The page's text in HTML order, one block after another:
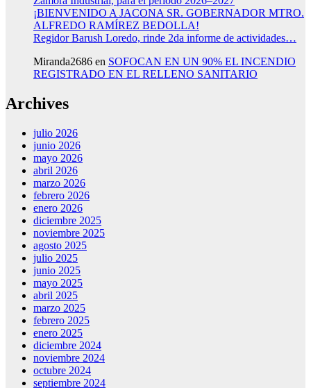
¡BIENVENIDO A JACONA SR. GOBERNADOR MTRO.
ALFREDO RAMÍREZ BEDOLLA!
Regidor Barush Loredo, rinde 2da informe de actividades…
Miranda2686 en SOFOCAN EN UN 90% EL INCENDIO
REGISTRADO EN EL RELLENO SANITARIO
Archives
julio 2026
junio 2026
mayo 2026
abril 2026
marzo 2026
febrero 2026
enero 2026
diciembre 2025
noviembre 2025
agosto 2025
julio 2025
junio 2025
mayo 2025
abril 2025
marzo 2025
febrero 2025
enero 2025
diciembre 2024
noviembre 2024
octubre 2024
septiembre 2024